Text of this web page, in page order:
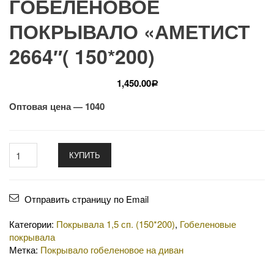
ГОБЕЛЕНОВОЕ
ПОКРЫВАЛО «АМЕТИСТ
2664″( 150*200)
1,450.00Р
Оптовая цена — 1040
КУПИТЬ
Отправить страницу по Email
Категории: Покрывала 1,5 сп. (150*200), Гобеленовые
покрывала
Метка: Покрывало гобеленовое на диван